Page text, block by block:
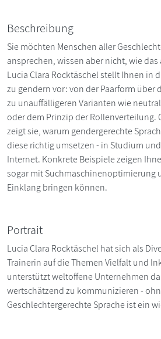
Beschreibung
Sie möchten Menschen aller
ansprechen, wissen aber nicht, wie
Lucia Clara Rocktäschel stellt Ihnen in
zu gendern vor: von der Paarform über
zu unauffälligeren Varianten wie
oder dem Prinzip der Rollenverteilung.
zeigt sie, warum gendergerechte
diese richtig umsetzen - in Studium
Internet. Konkrete Beispiele zeigen
sogar mit Suchmaschinenoptimierung
Einklang bringen können.
Portrait
Lucia Clara Rocktäschel hat sich als
Trainerin auf die Themen Vielfalt und
unterstützt weltoffene Unternehmen
wertschätzend zu kommunizieren -
Geschlechtergerechte Sprache ist ein